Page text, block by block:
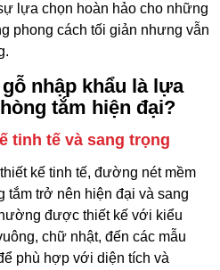
lựa chọn hoàn hảo cho những
phong cách tối giản nhưng vẫn
nhập khẩu là lựa
tắm hiện đại?
tinh tế và sang trọng
kế tinh tế, đường nét mềm
tắm trở nên hiện đại và sang
được thiết kế với kiểu
chữ nhật, đến các mẫu
phù hợp với diện tích và